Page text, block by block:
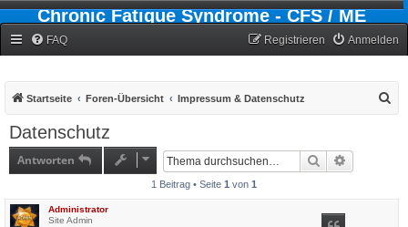
Chronic Fatigue Syndrome - CFS / ME
FAQ Anmelden
Registrieren
Startseite Foren-Übersicht Impressum & Datenschutz
Datenschutz
Antworten Suche
1 Beitrag • Seite 1 von 1
Administrator
Site Admin